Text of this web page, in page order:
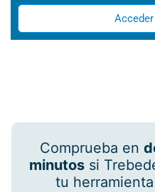
Comprueba en
minutos si
tu herramienta